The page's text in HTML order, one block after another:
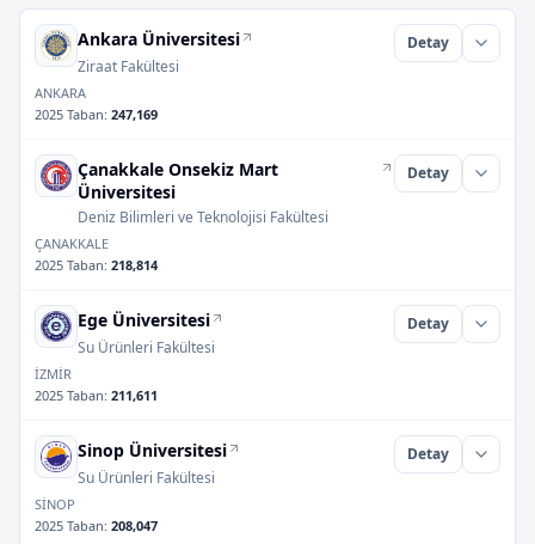
Ankara Üniversitesi
Ziraat Fakültesi
Detay
ANKARA
2025 Taban: 247,169
Çanakkale Onsekiz Mart
Üniversitesi
Deniz Bilimleri ve Teknolojisi Fakültesi
Detay
ÇANAKKALE
2025 Taban: 218,814
Ege Üniversitesi
Su Ürünleri Fakültesi
Detay
İZMİR
2025 Taban: 211,611
Sinop Üniversitesi
Su Ürünleri Fakültesi
Detay
SİNOP
2025 Taban: 208,047